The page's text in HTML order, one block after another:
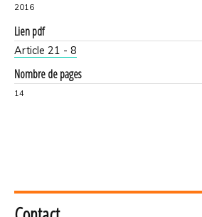
2016
Lien pdf
Article 21 - 8
Nombre de pages
14